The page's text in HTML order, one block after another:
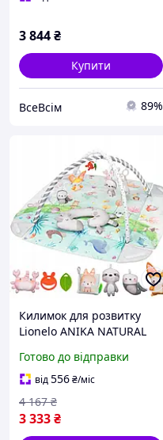
3 844₴
Купити
ВсеВсім 89%
Килимок для розвитку
Lionelo ANIKA NATURAL
Готово до відправки
від556₴/міс
3 333₴
4 167 ₴